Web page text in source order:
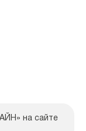
на сайте